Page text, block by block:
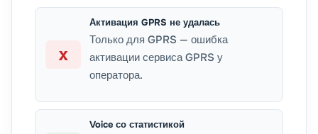
x
Активация GPRS не удалась
Только для GPRS — ошибка
активации сервиса GPRS у
оператора.
Voice со статистикой